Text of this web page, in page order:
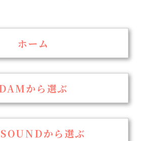
ホーム
から選ぶ
から選ぶ